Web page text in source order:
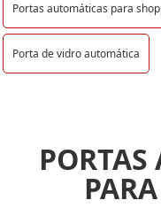
Portas automáticas para
Porta de vidro automática